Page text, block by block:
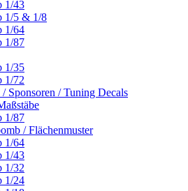
1/43
1/5 & 1/8
1/64
1/87
1/35
1/72
/ Sponsoren / Tuning Decals
1/87
/ Flächenmuster
1/64
1/43
1/32
1/24